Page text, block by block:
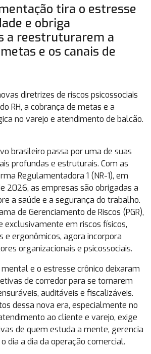
tira o estresse
e obriga
a reestruturarem a
e os canais de
diretrizes de riscos psicossociais
RH, a cobrança de metas e a
no varejo e atendimento de balcão.
brasileiro passa por uma de suas
profundas e estruturais. Com as
Regulamentadora 1 (NR-1), em
2026, as empresas são obrigadas a
a saúde e a segurança do trabalho.
de Gerenciamento de Riscos (PGR),
exclusivamente em riscos físicos,
e ergonômicos, agora incorpora
organizacionais e psicossociais.
e o estresse crônico deixaram
de corredor para se tornarem
auditáveis e fiscalizáveis.
dessa nova era, especialmente no
ao cliente e varejo, exige
de quem estuda a mente, gerencia
dia a dia da operação comercial.